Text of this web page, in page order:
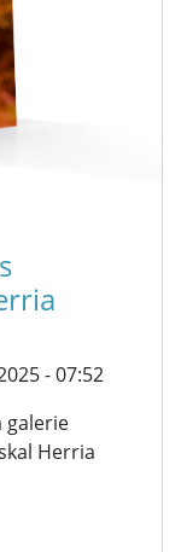
- 07:52
galerie
Herria